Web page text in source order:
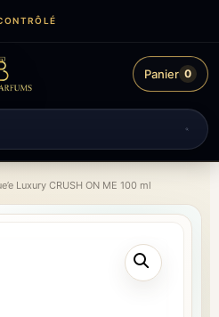
Panier 0
Luxury CRUSH ON ME 100 ml